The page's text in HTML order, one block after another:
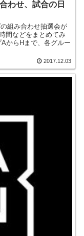
わせ、試合の日
組み合わせ抽選会が
間などをまとめてみ
からHまで、各グルー
2017.12.03